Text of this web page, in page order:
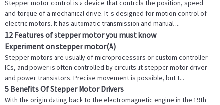
Stepper motor control is a device that controls the position, speed
and torque of a mechanical drive. It is designed for motion control of
electric motors. It has automatic transmission and manual ...
12 Features of stepper motor you must know
Experiment on stepper motor(A)
Stepper motors are usually of microprocessors or custom controller
ICs, and power is often controlled by circuits lit stepper motor driver
and power transistors. Precise movement is possible, but t...
5 Benefits Of Stepper Motor Drivers
With the origin dating back to the electromagnetic engine in the 19th